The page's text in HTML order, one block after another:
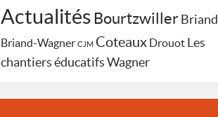
Actualités Bourtzwiller Briand
Briand-Wagner CJM Coteaux Drouot Les
chantiers éducatifs Wagner